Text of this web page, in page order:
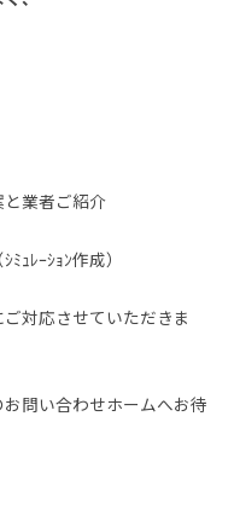
と業者ご紹介
ｭﾚｰｼｮﾝ作成）
対応させていただきま
問い合わせホームへお待